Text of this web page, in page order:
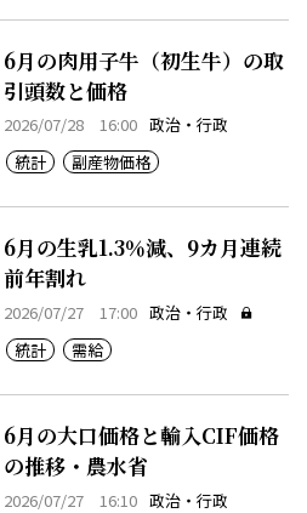
6月の肉用子牛（初生牛）の取
引頭数と価格
2026/07/28 16:00 政治・行政
統計
副産物価格
6月の生乳1.3％減、9カ月連続
前年割れ
2026/07/27 17:00 政治・行政
統計
需給
6月の大口価格と輸入CIF価格
の推移・農水省
2026/07/27 16:10 政治・行政